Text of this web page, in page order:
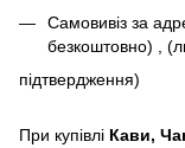
Самовивіз за
безкоштовно) ,
підтвердження)
При купівлі Кави,